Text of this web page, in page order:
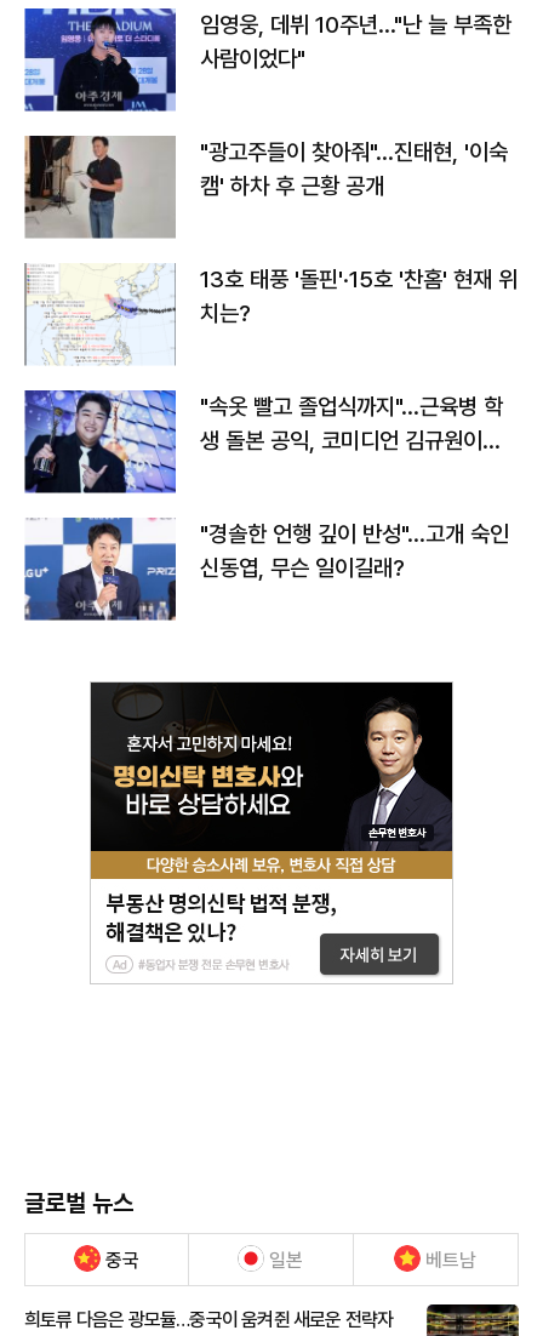
임영웅, 데뷔 10주년…"난 늘 부족한
사람이었다"
"광고주들이 찾아줘"…진태현, '이숙
캠' 하차 후 근황 공개
13호 태풍 '돌핀'·15호 '찬홈' 현재 위
치는?
"속옷 빨고 졸업식까지"…근육병 학
생 돌본 공익, 코미디언 김규원이었
"경솔한 언행 깊이 반성"…고개 숙인
신동엽, 무슨 일이길래?
글로벌 뉴스
중국 일본 베트남
희토류 다음은 광모듈…중국이 움켜쥔 새로운 전략자